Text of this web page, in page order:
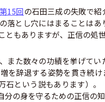
15回の石田三成の失敗で
落とし穴にはまることは
もありますが、正信の処
また数々の功績を挙げてい
を辞退する姿勢を貫き続
石という説もあります）
の身を守るための正信の知